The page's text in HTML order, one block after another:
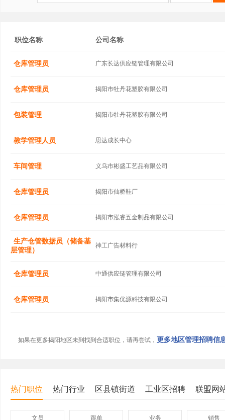
职位名称 公司名称
仓库管理员 广东长达供应链管理有限公司
仓库管理员 揭阳市牡丹花塑胶有限公司
包装管理 揭阳市牡丹花塑胶有限公司
教学管理人员 思达成长中心
车间管理 义乌市彬盛工艺品有限公司
仓库管理员 揭阳市仙桥鞋厂
仓库管理员 揭阳市泓睿五金制品有限公司
生产仓管数据员（储备基
层管理）
神工广告材料行
仓库管理员 中通供应链管理有限公司
仓库管理员 揭阳市集优源科技有限公司
如果在更多揭阳地区未到找到合适职位，请再尝试， 更多地区管理招聘信
热门职位 热门行业 区县镇街道 工业区招聘 联盟网
文员 跟单 业务 销售